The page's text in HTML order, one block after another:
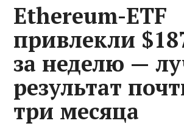
Ethereum-ETF
привлекли
за неделю —
результат
три месяца